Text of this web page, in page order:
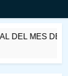
MES DE ELUL